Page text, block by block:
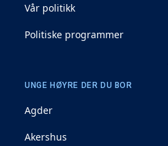
Vår politikk
Politiske programmer
UNGE HØYRE DER DU BOR
Agder
Akershus